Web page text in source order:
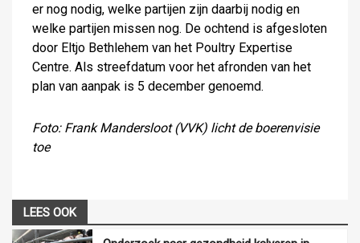
er nog nodig, welke partijen zijn daarbij nodig en
welke partijen missen nog. De ochtend is afgesloten
door Eltjo Bethlehem van het Poultry Expertise
Centre. Als streefdatum voor het afronden van het
plan van aanpak is 5 december genoemd.
Foto: Frank Mandersloot (VVK) licht de boerenvisie
toe
LEES OOK